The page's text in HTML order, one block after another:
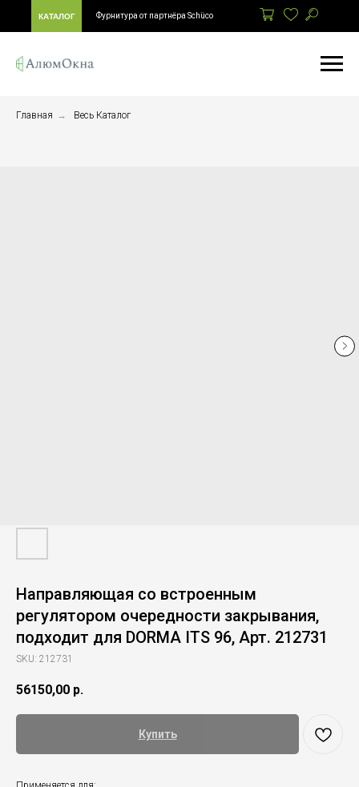
КАТАЛОГ Фурнитура от партнёра Schüco
Главная → Весь Каталог
Направляющая со встроенным
регулятором очередности закрывания,
подходит для DORMA ITS 96, Арт. 212731
SKU: 212731
56150,00 р.
Купить